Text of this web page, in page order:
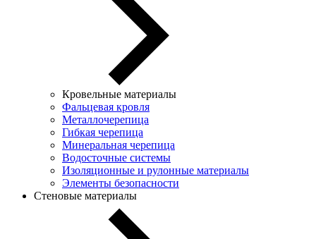
Кровельные материалы
Фальцевая кровля
Металлочерепица
Гибкая черепица
Минеральная черепица
Водосточные системы
Изоляционные и рулонные материалы
Элементы безопасности
Стеновые материалы